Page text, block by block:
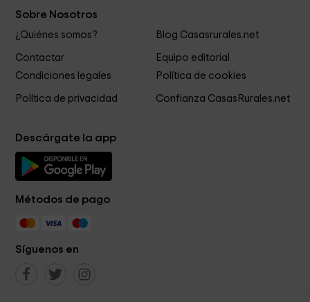
Sobre Nosotros
¿Quiénes somos? Blog Casasrurales.net
Contactar
Equipo editorial
Condiciones legales
Política de cookies
Política de privacidad Confianza CasasRurales.net
Descárgate la app
Métodos de pago
Síguenos en